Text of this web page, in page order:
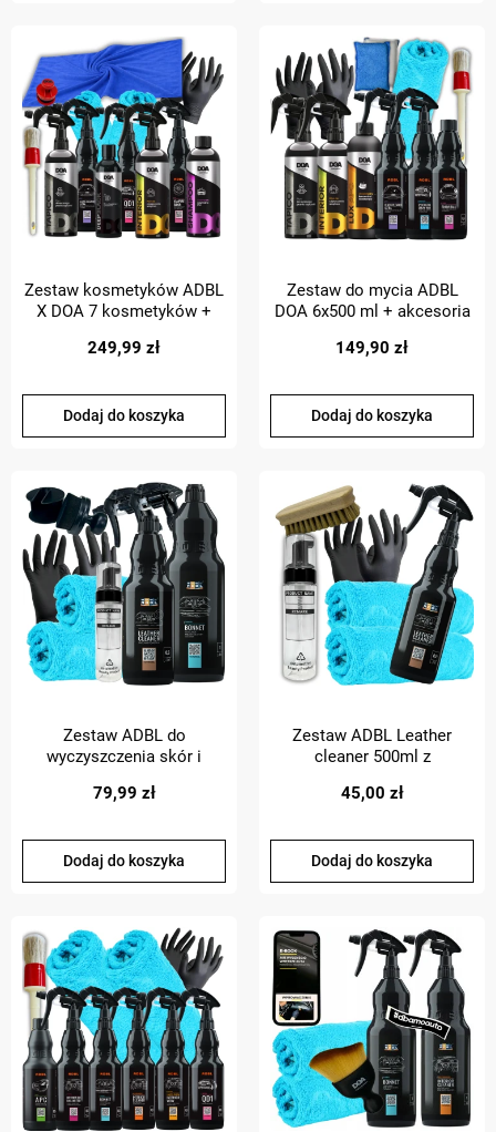
Zestaw kosmetyków ADBL
X DOA 7 kosmetyków +
249,99 zł
Dodaj do koszyka
Zestaw do mycia ADBL
DOA 6x500 ml + akcesoria
149,90 zł
Dodaj do koszyka
Zestaw ADBL do
wyczyszczenia skór i
cleaner
79,99 zł
Dodaj do koszyka
Zestaw ADBL Leather
cleaner 500ml z
skór mikrofibra
45,00 zł
Dodaj do koszyka